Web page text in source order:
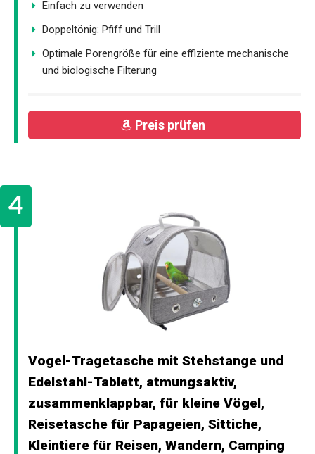
Einfach zu verwenden
Doppeltönig: Pfiff und Trill
Optimale Porengröße für eine effiziente mechanische
und biologische Filterung
Preis prüfen
Vogel-Tragetasche mit Stehstange und
Edelstahl-Tablett, atmungsaktiv,
zusammenklappbar, für kleine Vögel,
Reisetasche für Papageien, Sittiche,
Kleintiere für Reisen, Wandern, Camping